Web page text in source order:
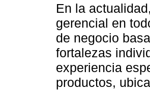
En la
gerencial en
de negocio
fortalezas
experiencia
productos,